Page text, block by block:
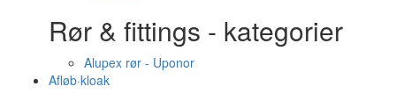
Rør & fittings - kategorier
Alupex rør - Uponor
Afløb·kloak